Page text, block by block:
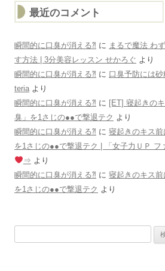
最近のコメント
瞬間的に口臭が消える⁈ に まるで魔法 わ
す方法 | 3分美容レッスン せかろぐ より
瞬間的に口臭が消える⁈ に 口臭予防には
teria より
瞬間的に口臭が消える⁈ に [ET] 寝起きの
臭」を1さじの●●で撃退テク より
瞬間的に口臭が消える⁈ に 寝起きのキス
を1さじの●●で撃退テク | 「女子力ＵＰ フ
⇒ より
瞬間的に口臭が消える⁈ に 寝起きのキス
を1さじの●●で撃退テク より
索: